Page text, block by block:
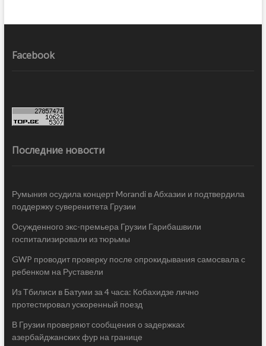
Facebook
Последние новости
Румыния осудила концерт Morandi в Абхазии и подтвердила
поддержку суверенитета Грузии
Осужденного экс-премьера Грузии Гарибашвили
госпитализировали из тюрьмы
GWP проводит проверку после опрокидывания самосвала с
ребенком на Руставели
Из Тбилиси в Батуми за 4 часа: Кобахидзе лично
протестировал ускоренный поезд
В Грузии проверяют сообщения о задержках
азербайджанских фур на границе